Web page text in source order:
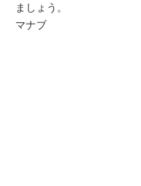
ましょう。
マナブ